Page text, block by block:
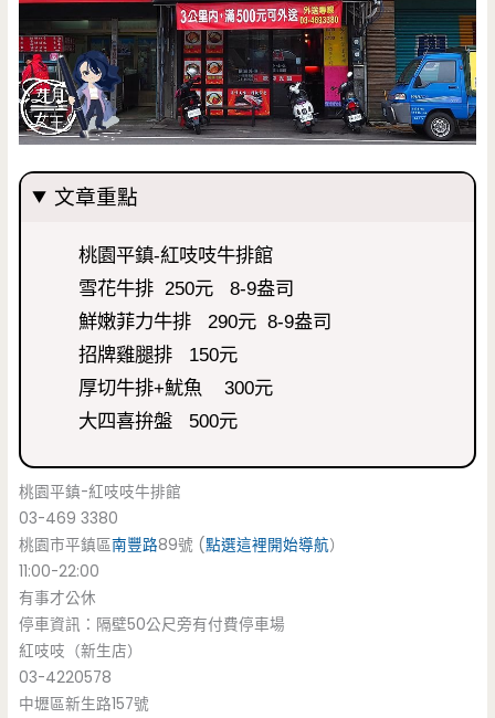
文章重點
桃園平鎮-紅吱吱牛排館
雪花牛排 250元 8-9盎司
鮮嫩菲力牛排 290元 8-9盎司
招牌雞腿排 150元
厚切牛排+魷魚 300元
大四喜拚盤 500元
桃園平鎮-紅吱吱牛排館
03-469 3380
桃園市平鎮區南豐路89號 (點選這裡開始導航）
11:00-22:00
有事才公休
停車資訊：隔壁50公尺旁有付費停車場
紅吱吱（新生店）
03-4220578
中壢區新生路157號